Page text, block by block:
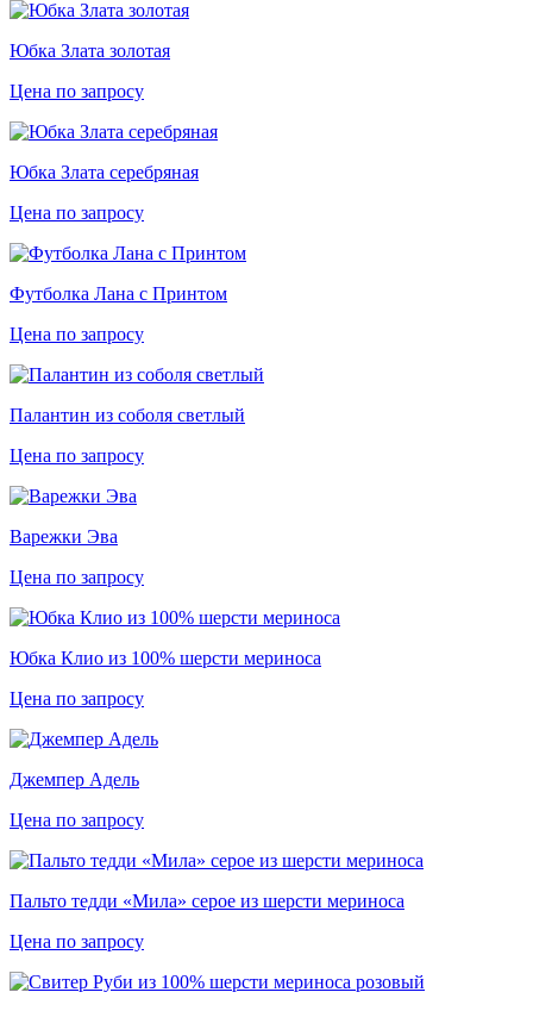
Юбка Злата золотая
Цена по запросу
Юбка Злата серебряная
Цена по запросу
Футболка Лана с Принтом
Цена по запросу
Палантин из соболя светлый
Цена по запросу
Варежки Эва
Цена по запросу
Юбка Клио из 100% шерсти мериноса
Цена по запросу
Джемпер Адель
Цена по запросу
Пальто тедди «Мила» серое из шерсти мериноса
Цена по запросу